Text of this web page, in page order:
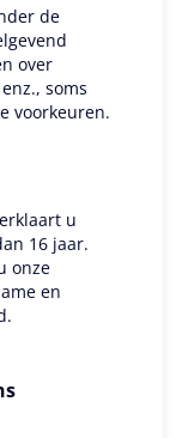
de
over
soms
voorkeuren.
u
16 jaar.
onze
en